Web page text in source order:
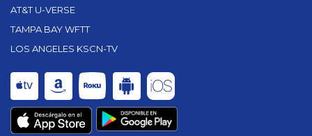
AT&T U-VERSE
TAMPA BAY WFTT
LOS ANGELES KSCN-TV